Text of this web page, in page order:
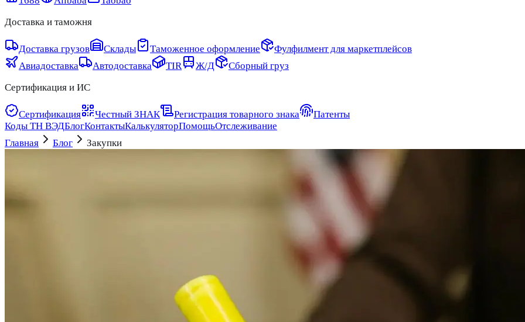
Доставка и таможня
Доставка грузов Склады Таможенное оформление
Фулфилмент для маркетплейсов
Авиадоставка
Автодоставка TIR Ж/Д
Сборный груз
Сертификация и ИС
Сертификация Честный ЗНАК Регистрация товарного знака
Патенты
Коды ТН ВЭДБлогКонтактыКалькуляторПомощьОтслеживание
Главная
Блог Закупки